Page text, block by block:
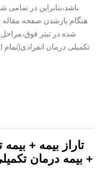
باشد،بنابراین در تمامی
هنگام بازشدن صفحه مقاله
شده در تیتر فوق،مراحل
تکمیلی درمان
تاراز بیمه +
+ بیمه درمان